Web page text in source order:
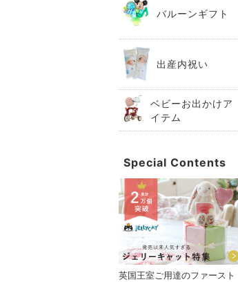
バルーンギフト
出産内祝い
ベビーお出かけア
イテム
Special Contents
英国王室ご用達のファースト